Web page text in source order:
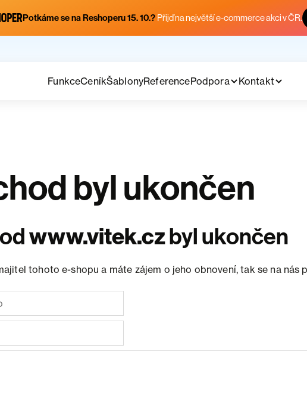
Potkáme se na Reshoperu 15. 10.? Přijď na největší e-commerce akci v ČR.
FunkceCeníkŠablonyReferencePodpora Kontakt
byl ukončen
www.vitek.czbyl ukončen
tohoto e-shopu a máte zájem o jeho obnovení, tak se na nás